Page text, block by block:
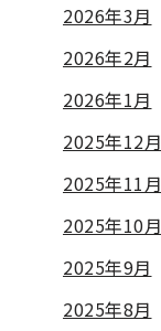
2026年3月
2026年2月
2026年1月
2025年12月
2025年11月
2025年10月
2025年9月
2025年8月